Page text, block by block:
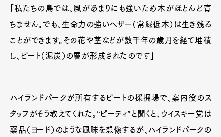
「私たちの島では、風があまりにも強いため木がほとんど育
ちません。でも、生命力の強いヘザー（常緑低木）は生き残る
ことができます。その花や茎などが数千年の歳月を経て堆積
し、ピート（泥炭）の層が形成されたのです」
ハイランドパークが所有するピートの採掘場で、案内役のス
タッフがそう教えてくれた。“ピーティ”と聞くと、ウイスキー党は
薬品（ヨード）のような風味を想像するが、ハイランドパークの